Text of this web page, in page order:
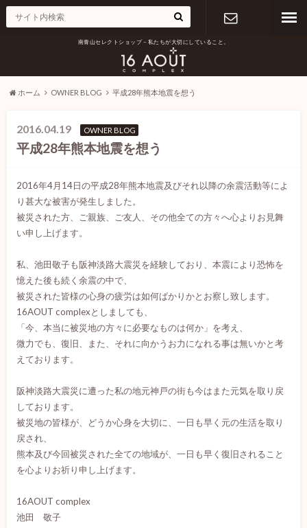
南青山セレクトショップ – 私たちが大切にしていること。
ホーム OWNER BLOG 平成28年熊本地震を想う
2016.04.19 OWNER BLOG
平成28年熊本地震を想う
2016年4月14日の平成28年熊本地震及びそれ以降の余震活動等によ
り甚大な被害が発生しました。
被災された方、ご親族、ご友人、その他全ての方々へ心よりお見舞
い申し上げます。
私、池田敬子も阪神淡路大震災を経験しており、本震により恐怖を
憶えた後も続く余震の中で、
被災された皆様の心身の疲労は如何ばかりかとお察し致します。
16AOUT complexとしましても、
「今、本当に被災地の方々に必要なものは何か」を考え、
微力でも、復旧、また、それに向かうお力になれる事は無いかと考
えております。
阪神淡路大震災に遭った私の地元神戸の街も今はまた元気を取り戻
しております。
被災地の皆様が、どうか心身を大切に、一日も早く元の生活を取り
戻され、
熊本及び今回被災された全ての地域が、一日も早く復旧されること
を心よりお祈り申し上げます。
16AOUT complex
池田 敬子